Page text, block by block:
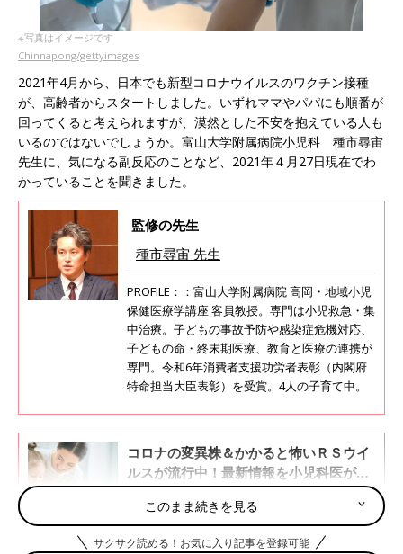
※写真はイメージです
Chinnapong/gettyimages
2021年4月から、日本でも新型コロナウイルスのワクチン接種
が、高齢者からスタートしました。いずれママやパパにも順番が
回ってくると考えられますが、漠然とした不安を抱えている人も
いるのではないでしょうか。富山大学附属病院小児科 種市尋宙
先生に、気になる副反応のことなど、2021年４月27日現在でわ
かっていることを聞きました。
監修の先生
種市尋宙 先生
PROFILE：：富山大学附属病院 高岡・地域小児
保健医療学講座 客員教授。専門は小児救急・集
中治療。子どもの事故予防や感染症危機対応、
子どもの命・終末期医療、教育と医療の連携が
専門。令和6年消費者支援功労者表彰（内閣府
特命担当大臣表彰）を受賞。4人の子育て中。
コロナの変異株＆かかると怖いＲＳウイ
ルスが流行中！最新情報を小児科医が解
説
い、東京、大阪などの一部の都府県で３回目の
緊急事態宣言が発出されました。これまで子ど
も（以下／０歳から15歳未満）は、比較的、新
このまま続きを見る
サクサク読める！お気に入り記事を登録可能